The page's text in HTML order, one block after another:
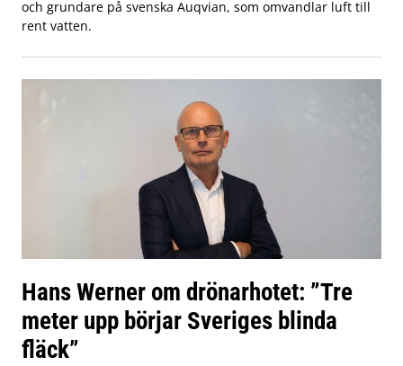
och grundare på svenska Auqvian, som omvandlar luft till
rent vatten.
Hans Werner om drönarhotet: ”Tre
meter upp börjar Sveriges blinda
fläck”